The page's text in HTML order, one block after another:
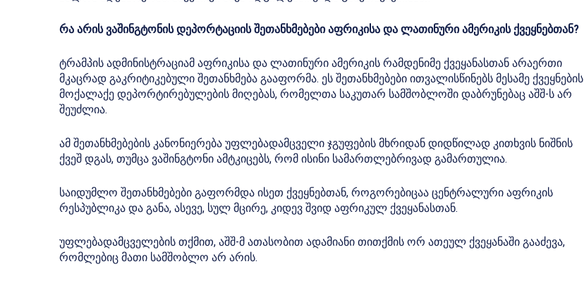
რა არის ვაშინგტონის დეპორტაციის შეთანხმებები აფრიკისა და ლათინური ამერიკის ქვეყნებთან?
ტრამპის ადმინისტრაციამ აფრიკისა და ლათინური ამერიკის რამდენიმე ქვეყანასთან არაერთი
მკაცრად გაკრიტიკებული შეთანხმება გააფორმა. ეს შეთანხმებები ითვალისწინებს მესამე ქვეყნების
მოქალაქე დეპორტირებულების მიღებას, რომელთა საკუთარ სამშობლოში დაბრუნებაც აშშ-ს არ
შეუძლია.
ამ შეთანხმებების კანონიერება უფლებადამცველი ჯგუფების მხრიდან დიდწილად კითხვის ნიშნის
ქვეშ დგას, თუმცა ვაშინგტონი ამტკიცებს, რომ ისინი სამართლებრივად გამართულია.
საიდუმლო შეთანხმებები გაფორმდა ისეთ ქვეყნებთან, როგორებიცაა ცენტრალური აფრიკის
რესპუბლიკა და განა, ასევე, სულ მცირე, კიდევ შვიდ აფრიკულ ქვეყანასთან.
უფლებადამცველების თქმით, აშშ-მ ათასობით ადამიანი თითქმის ორ ათეულ ქვეყანაში გააძევა,
რომლებიც მათი სამშობლო არ არის.